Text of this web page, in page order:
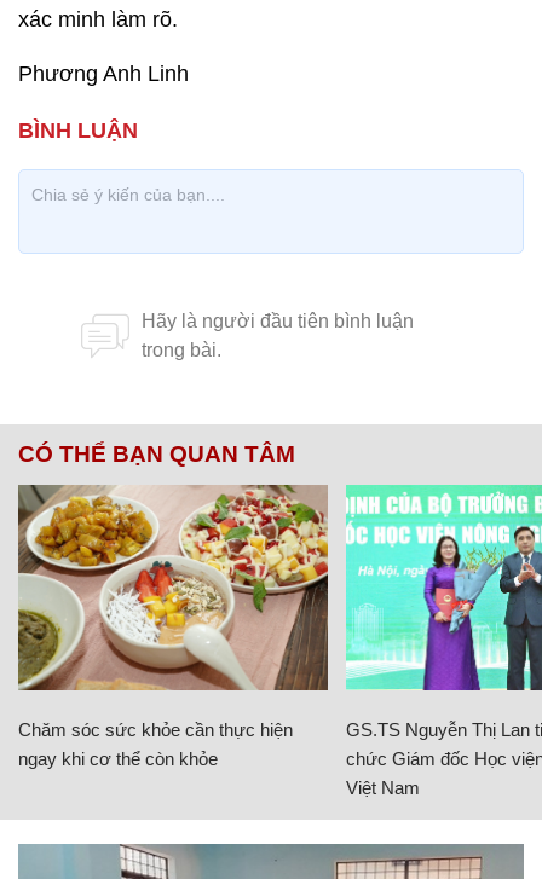
xác minh làm rõ.
Phương Anh Linh
CÓ THỂ BẠN QUAN TÂM
Chăm sóc sức khỏe cần thực hiện
ngay khi cơ thể còn khỏe
GS.TS Nguyễn Thị Lan
chức Giám đốc Học
Việt Nam